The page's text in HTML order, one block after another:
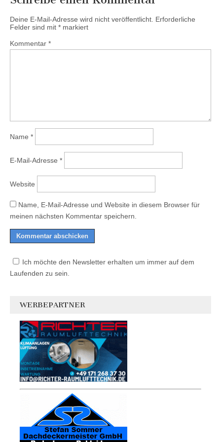
Deine E-Mail-Adresse wird nicht veröffentlicht. Erforderliche
Felder sind mit * markiert
Kommentar *
Name *
E-Mail-Adresse *
Website
Name, E-Mail-Adresse und Website in diesem Browser für
meinen nächsten Kommentar speichern.
Ich möchte den Newsletter erhalten um immer auf dem
Laufenden zu sein.
WERBEPARTNER